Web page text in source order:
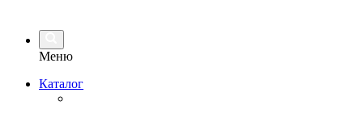
Меню
Каталог